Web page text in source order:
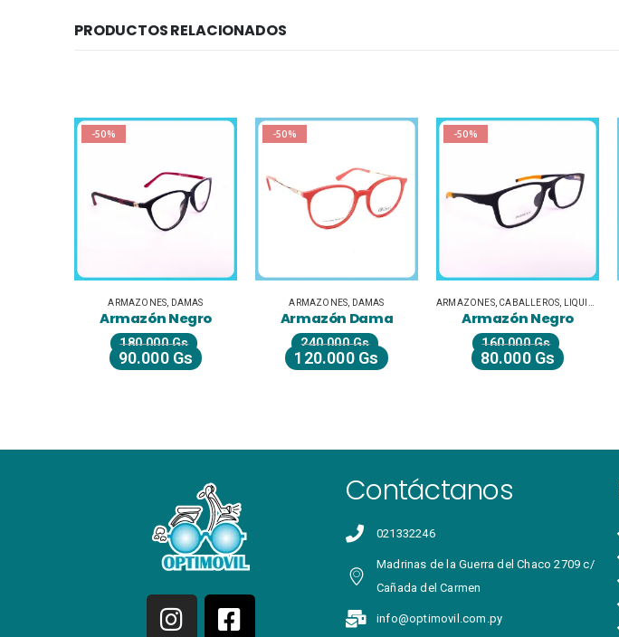
PRODUCTOS RELACIONADOS
-50%
ARMAZONES DAMAS
Armazón Negro
180.000Gs
90.000 Gs
-50%
ARMAZONES DAMAS
Armazón Dama
240.000Gs
120.000 Gs
-50%
ARMAZONES, CABALLEROS LIQUIDACIÓN
Armazón Negro
160.000Gs
80.000 Gs
Contáctanos
021332246
Madrinas de la Guerra del Chaco 2709 c/
Cañada del Carmen
info@optimovil.com.py